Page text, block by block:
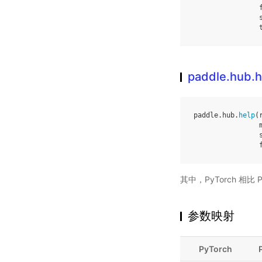
paddle. hub. help(
其中，PyTorch 相比
参数映射
PyTorch